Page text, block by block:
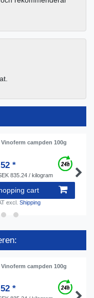
campden 100g
*
835.24 / kilogram
cart
excl. Shipping
campden 100g
*